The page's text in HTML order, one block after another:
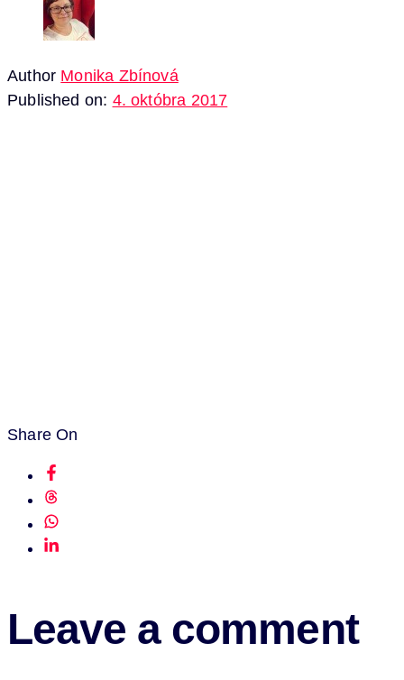
Author Monika Zbínová
Published on: 4. októbra 2017
Share On
Leave a comment